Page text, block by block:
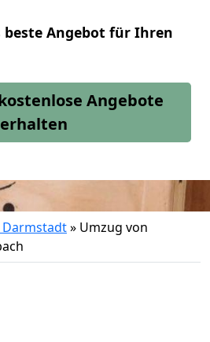
beste Angebot für Ihren
Angebote
erhalten
» Umzug von